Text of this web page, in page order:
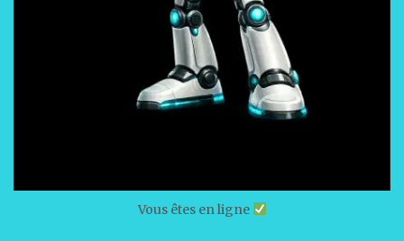
Vous êtes en ligne